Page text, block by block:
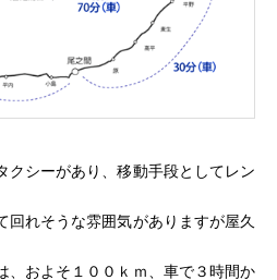
クシーがあり、移動手段としてレン
回れそうな雰囲気がありますが屋久
、およそ１００ｋｍ、車で３時間か